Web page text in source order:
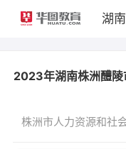
湖
2023年湖南株洲醴陵
株洲市人力资源和社